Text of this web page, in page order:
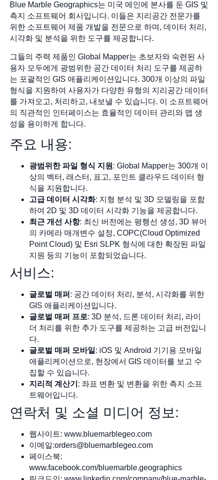
Blue Marble Geographics는 미국 메인에 본사를 둔 GIS 및
측지 소프트웨어 회사입니다. 이들은 지리공간 전문가를
위한 소프트웨어 제품 개발을 전문으로 하며, 데이터 처리,
시각화 및 분석을 위한 도구를 제공합니다.
그들의 주력 제품인 Global Mapper는 초보자와 숙련된 사
용자 모두에게 광범위한 공간 데이터 처리 도구를 제공하
는 포괄적인 GIS 애플리케이션입니다. 300개 이상의 파일
형식을 지원하여 사용자가 다양한 유형의 지리공간 데이터
를 가져오고, 처리하고, 내보낼 수 있습니다. 이 소프트웨어
의 직관적인 인터페이스는 효율적인 데이터 관리와 맵 생
성을 용이하게 합니다.
주요 내용:
광범위한 파일 형식 지원 : Global Mapper는 300개 이
상의 벡터, 래스터, 표고, 포인트 클라우드 데이터 형
식을 지원합니다.
고급 데이터 시각화: 지형 분석 및 3D 모델링을 포함
하여 2D 및 3D 데이터 시각화 기능을 제공합니다.
최근 개선 사항: 최신 버전에는 평행선 생성, 3D 뷰어
의 카메라 매개변수 설정, COPC(Cloud Optimized
Point Cloud) 및 Esri SLPK 형식에 대한 확장된 파일
지원 등의 기능이 포함되었습니다.
서비스:
글로벌 매퍼 : 공간 데이터 처리, 분석, 시각화를 위한
GIS 애플리케이션입니다.
글로벌 매퍼 프로: 3D 분석, 드론 데이터 처리, 라이
더 처리를 위한 추가 도구를 제공하는 고급 버전입니
다.
글로벌 매퍼 모바일 : iOS 및 Android 기기용 모바일
애플리케이션으로, 현장에서 GIS 데이터를 보고 수
집할 수 있습니다.
지리적 계산기 : 좌표 변환 및 변환을 위한 측지 소프
트웨어입니다.
연락처 및 소셜 미디어 정보:
웹사이트: www.bluemarblegeo.com
이메일:orders@bluemarblegeo.com
페이스북:
www.facebook.com/bluemarble.geographics